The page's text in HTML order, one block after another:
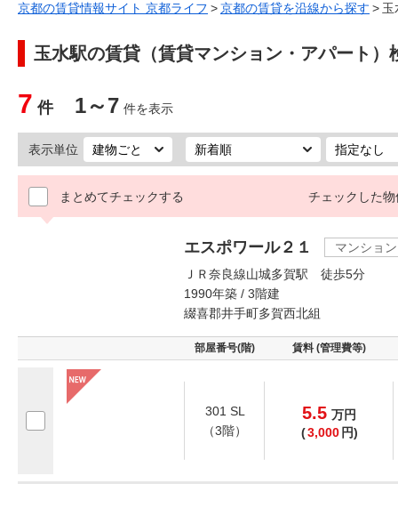
京都の賃貸情報サイト 京都ライフ >京都の賃貸を沿線から探す > 玉
玉水駅の賃貸（賃貸マンション・アパート）
7 件 1～7 件を表示
表示単位
まとめてチェックする チェックした物
エスポワール２１
マンション
ＪＲ奈良線山城多賀駅 徒歩5分
1990年築 / 3階建
綴喜郡井手町多賀西北組
部屋番号(階) 賃料 (管理費等)
301 SL
（3階）
5.5 万円
(3,000 円)